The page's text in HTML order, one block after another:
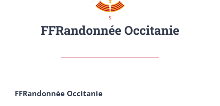
FFRandonnée Occitanie
FFRandonnée Occitanie